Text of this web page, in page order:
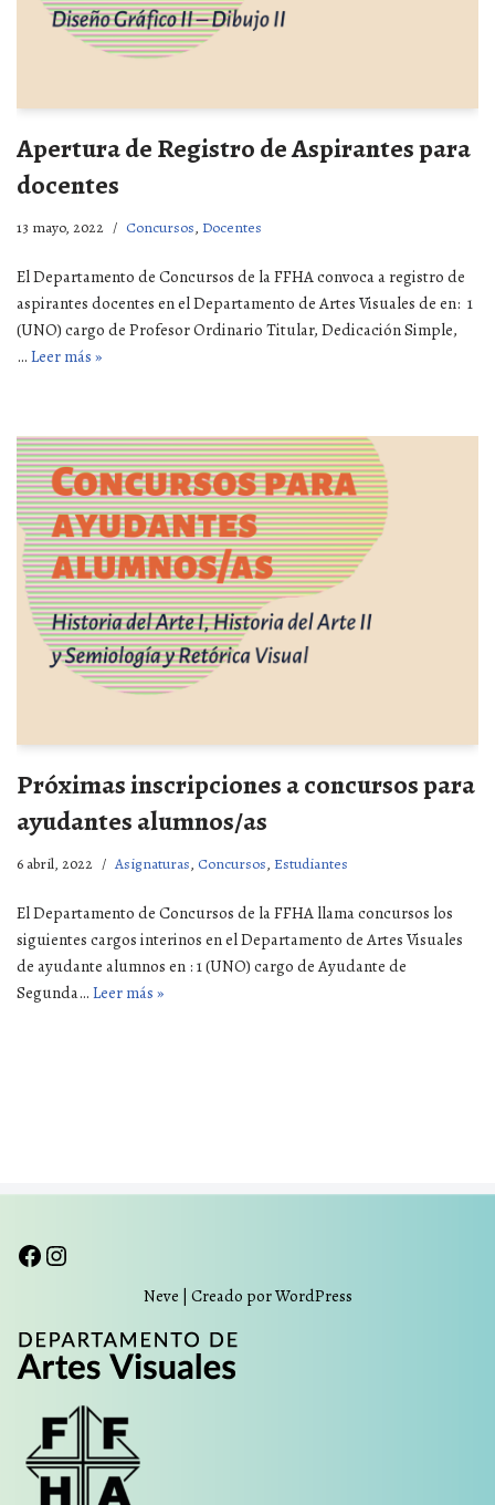
Apertura de Registro de Aspirantes para
docentes
13 mayo, 2022 Concursos, Docentes
El Departamento de Concursos de la FFHA convoca a registro de
aspirantes docentes en el Departamento de Artes Visuales de en: 1
(UNO) cargo de Profesor Ordinario Titular, Dedicación Simple,
… Leer más »
Próximas inscripciones a concursos para
ayudantes alumnos/as
6 abril, 2022 Asignaturas, Concursos, Estudiantes
El Departamento de Concursos de la FFHA llama concursos los
siguientes cargos interinos en el Departamento de Artes Visuales
de ayudante alumnos en : 1 (UNO) cargo de Ayudante de
Segunda… Leer más »
Neve | Creado porWordPress